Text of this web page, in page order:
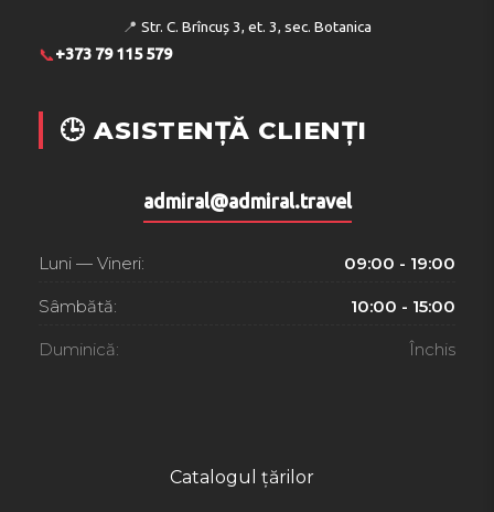
Catalogul țărilor
📍 Str. C. Brîncuș 3, et. 3, sec. Botanica
📞+373 79 115 579
🕒 ASISTENȚĂ CLIENȚI
admiral@admiral.travel
Luni — Vineri: 09:00 - 19:00
Sâmbătă: 10:00 - 15:00
Duminică: Închis